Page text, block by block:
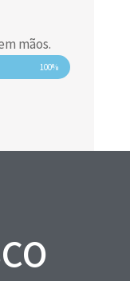
mãos.
100%